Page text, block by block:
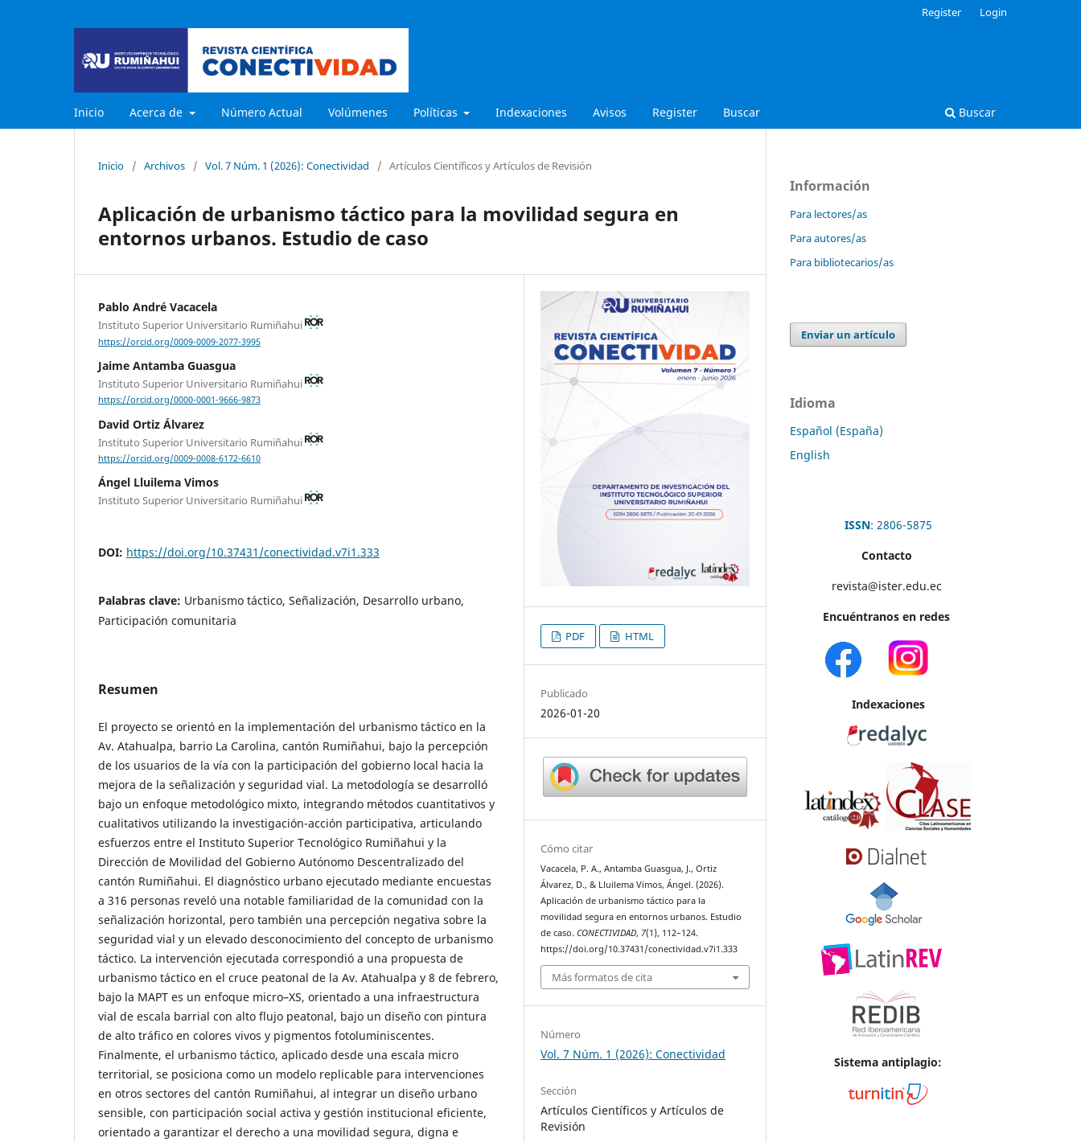
Inicio Acerca de Número Actual Volúmenes Políticas Indexaciones Avisos Register Buscar Buscar
Register Login
Inicio / Archivos / Vol. 7 Núm. 1 (2026): Conectividad / Artículos Científicos y Artículos de Revisión
Aplicación de urbanismo táctico para la movilidad segura en
entornos urbanos. Estudio de caso
Pablo André Vacacela
Instituto Superior Universitario Rumiñahui
https://orcid.org/0009-0009-2077-3995
Jaime Antamba Guasgua
Instituto Superior Universitario Rumiñahui
https://orcid.org/0000-0001-9666-9873
David Ortiz Álvarez
Instituto Superior Universitario Rumiñahui
https://orcid.org/0009-0008-6172-6610
Ángel Lluilema Vimos
Instituto Superior Universitario Rumiñahui
DOI: https://doi.org/10.37431/conectividad.v7i1.333
Palabras clave: Urbanismo táctico, Señalización, Desarrollo urbano,
Participación comunitaria
Resumen
El proyecto se orientó en la implementación del urbanismo táctico en la
Av. Atahualpa, barrio La Carolina, cantón Rumiñahui, bajo la percepción
de los usuarios de la vía con la participación del gobierno local hacia la
mejora de la señalización y seguridad vial. La metodología se desarrolló
bajo un enfoque metodológico mixto, integrando métodos cuantitativos y
cualitativos utilizando la investigación-acción participativa, articulando
esfuerzos entre el Instituto Superior Tecnológico Rumiñahui y la
Dirección de Movilidad del Gobierno Autónomo Descentralizado del
cantón Rumiñahui. El diagnóstico urbano ejecutado mediante encuestas
a 316 personas reveló una notable familiaridad de la comunidad con la
señalización horizontal, pero también una percepción negativa sobre la
seguridad vial y un elevado desconocimiento del concepto de urbanismo
táctico. La intervención ejecutada correspondió a una propuesta de
urbanismo táctico en el cruce peatonal de la Av. Atahualpa y 8 de febrero,
bajo la MAPT es un enfoque micro–XS, orientado a una infraestructura
vial de escala barrial con alto flujo peatonal, bajo un diseño con pintura
de alto tráfico en colores vivos y pigmentos fotoluminiscentes.
Finalmente, el urbanismo táctico, aplicado desde una escala micro
territorial, se posiciona como un modelo replicable para intervenciones
en otros sectores del cantón Rumiñahui, al integrar un diseño urbano
sensible, con participación social activa y gestión institucional eficiente,
orientado a garantizar el derecho a una movilidad segura, digna e
PDF HTML
Publicado
2026-01-20
Cómo citar
Vacacela, P. A., Antamba Guasgua, J., Ortiz
Álvarez, D., & Lluilema Vimos, Ángel. (2026).
Aplicación de urbanismo táctico para la
movilidad segura en entornos urbanos. Estudio
de caso.CONECTIVIDAD, 7(1), 112–124.
https://doi.org/10.37431/conectividad.v7i1.333
Más formatos de cita
Número
Vol. 7 Núm. 1 (2026): Conectividad
Sección
Artículos Científicos y Artículos de
Revisión
Información
Para lectores/as
Para autores/as
Para bibliotecarios/as
Enviar un artículo
Idioma
Español (España)
English
ISSN: 2806-5875
Contacto
revista@ister.edu.ec
Encuéntranos en redes
Indexaciones
Sistema antiplagio: